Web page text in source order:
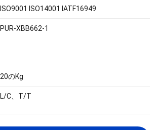
ISO9001 ISO14001 IATF16949
PUR-XBB662-1
20のKg
L/C、T/T